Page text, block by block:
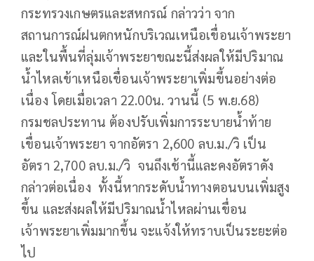
กระทรวงเกษตรและสหกรณ์ กล่าวว่า จาก
สถานการณ์ฝนตกหนักบริเวณเหนือเขื่อนเจ้าพระยา
และในพื้นที่ลุ่มเจ้าพระยาขณะนี้ส่งผลให้มีปริมาณ
น้ำไหลเข้าเหนือเขื่อนเจ้าพระยาเพิ่มขึ้นอย่างต่อ
เนื่อง โดยเมื่อเวลา 22.00น. วานนี้ (5 พ.ย.68)
กรมชลประทาน ต้องปรับเพิ่มการระบายน้ำท้าย
เขื่อนเจ้าพระยา จากอัตรา 2,600 ลบ.ม./วิ เป็น
อัตรา 2,700 ลบ.ม./วิ จนถึงเช้านี้และคงอัตราดัง
กล่าวต่อเนื่อง ทั้งนี้หากระดับน้ำทางตอนบนเพิ่มสูง
ขึ้น และส่งผลให้มีปริมาณน้ำไหลผ่านเขื่อน
เจ้าพระยาเพิ่มมากขึ้น จะแจ้งให้ทราบเป็นระยะต่อ
ไป